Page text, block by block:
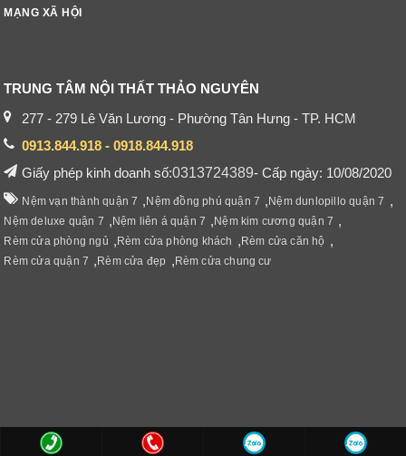
MẠNG XÃ HỘI
TRUNG TÂM NỘI THẤT THẢO NGUYÊN
277 - 279 Lê Văn Lương - Phường Tân Hưng - TP. HCM
0913.844.918 - 0918.844.918
Giấy phép kinh doanh số:0313724389- Cấp ngày: 10/08/2020
Nệm vạn thành quận 7 , Nệm đồng phú quận 7 , Nệm dunlopillo quận 7 ,
Nệm deluxe quận 7 , Nệm liên á quận 7 , Nệm kim cương quận 7 ,
Rèm cửa phòng ngủ , Rèm cửa phòng khách , Rèm cửa căn hộ ,
Rèm cửa quận 7 , Rèm cửa đẹp , Rèm cửa chung cư
Copyright © 2020 Noithatthaonguyen.com, all rights reserved.